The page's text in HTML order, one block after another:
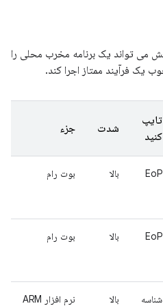
می تواند یک برنامه مخرب محلی را
یک فرآیند ممتاز اجرا کند.
تایپ
کنید
شدت جزء
EoP بالا بوت رام
EoP بالا بوت رام
شناسه بالا
نرم افزار ARM